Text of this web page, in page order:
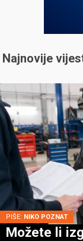
Najnovije
PIŠE: NIKO POZNAT
Možete li